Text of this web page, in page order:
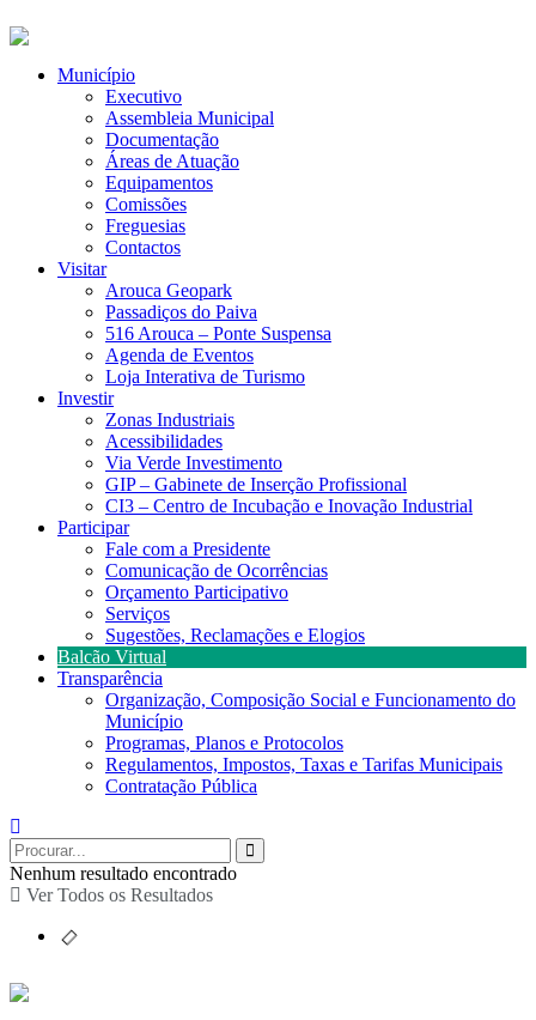
Município
Executivo
Assembleia Municipal
Documentação
Áreas de Atuação
Equipamentos
Comissões
Freguesias
Contactos
Visitar
Arouca Geopark
Passadiços do Paiva
516 Arouca – Ponte Suspensa
Agenda de Eventos
Loja Interativa de Turismo
Investir
Zonas Industriais
Acessibilidades
Via Verde Investimento
GIP – Gabinete de Inserção Profissional
CI3 – Centro de Incubação e Inovação Industrial
Participar
Fale com a Presidente
Comunicação de Ocorrências
Orçamento Participativo
Serviços
Sugestões, Reclamações e Elogios
Balcão Virtual
Transparência
Organização, Composição Social e Funcionamento do
Município
Programas, Planos e Protocolos
Regulamentos, Impostos, Taxas e Tarifas Municipais
Contratação Pública
Nenhum resultado encontrado
Ver Todos os Resultados